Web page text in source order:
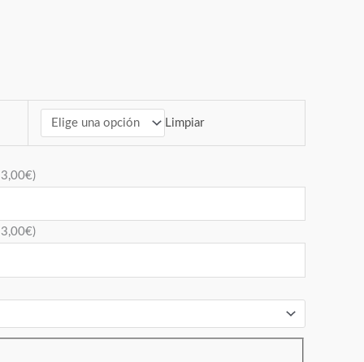
Limpiar
3,00€)
3,00€)